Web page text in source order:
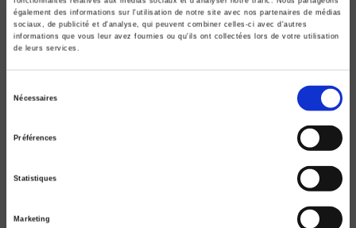
également des informations sur l'utilisation de notre site avec nos partenaires de médias
sociaux, de publicité et d'analyse, qui peuvent combiner celles-ci avec d'autres
informations que vous leur avez fournies ou qu'ils ont collectées lors de votre utilisation
de leurs services.
Nécessaires
Préférences
Statistiques
Marketing
Politiques publiques 3, Les politiques publiques